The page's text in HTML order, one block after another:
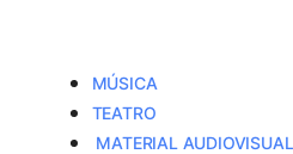
MÚSICA
TEATRO
MATERIAL AUDIOVISUAL